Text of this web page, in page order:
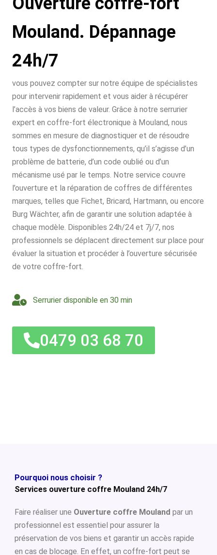
Mouland. Dépannage
24h/7
vous pouvez compter sur notre équipe de spécialistes
pour intervenir rapidement et vous aider à récupérer
l’accès à vos biens de valeur. Grâce à notre serrurier
expert en coffre-fort électronique à Mouland, nous
sommes en mesure de diagnostiquer et de résoudre
tous types de dysfonctionnements, qu’il s’agisse d’un
problème de batterie, d’un code oublié ou d’un
mécanisme usé par le temps. Notre service couvre
l’ouverture et la réparation de coffres de différentes
marques, telles que Fichet, Bricard, Hartmann, ou encore
Burg Wächter, afin de garantir une solution adaptée à
chaque modèle. Disponibles 24h/24 et 7j/7, nos
professionnels se déplacent directement sur place pour
évaluer la situation et procéder à l’ouverture sécurisée
de votre coffre-fort.
Serrurier disponible en 30 min
0479 03 68 70
Pourquoi nous choisir ?
Services ouverture coffre Mouland 24h/7
Faire réaliser une Ouverture coffre Mouland par un
professionnel est essentiel pour assurer la
préservation de vos biens et garantir un accès rapide
en cas de blocage. En effet, un coffre-fort peut se